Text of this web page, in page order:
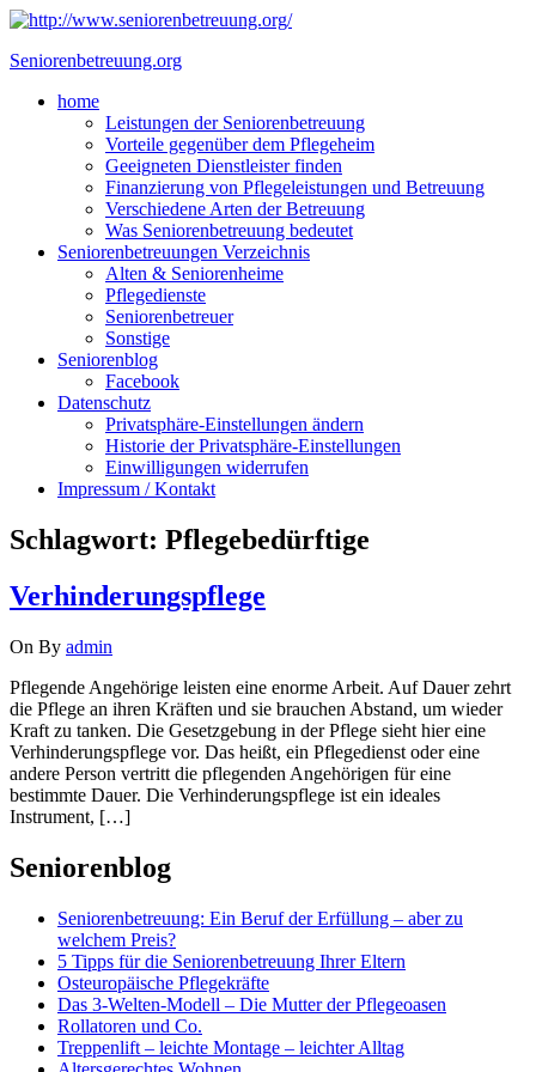
Skip
content
Seniorenbetreuung.org
Close
home
Leistungen der Seniorenbetreuung
Vorteile gegenüber dem Pflegeheim
Geeigneten Dienstleister finden
Finanzierung von Pflegeleistungen und Betreuung
Verschiedene Arten der Betreuung
Was Seniorenbetreuung bedeutet
Seniorenbetreuungen Verzeichnis
Alten & Seniorenheime
Pflegedienste
Seniorenbetreuer
Sonstige
Seniorenblog
Facebook
Datenschutz
Privatsphäre-Einstellungen ändern
Historie der Privatsphäre-Einstellungen
Einwilligungen widerrufen
Impressum / Kontakt
Schlagwort: Pflegebedürftige
Verhinderungspflege
On By admin
Pflegende Angehörige leisten eine enorme Arbeit. Auf Dauer zehrt
die Pflege an ihren Kräften und sie brauchen Abstand, um wieder
Kraft zu tanken. Die Gesetzgebung in der Pflege sieht hier eine
Verhinderungspflege vor. Das heißt, ein Pflegedienst oder eine
andere Person vertritt die pflegenden Angehörigen für eine
bestimmte Dauer. Die Verhinderungspflege ist ein ideales
Instrument, […]
Seniorenblog
Seniorenbetreuung: Ein Beruf der Erfüllung – aber zu
welchem Preis?
5 Tipps für die Seniorenbetreuung Ihrer Eltern
Osteuropäische Pflegekräfte
Das 3-Welten-Modell – Die Mutter der Pflegeoasen
Rollatoren und Co.
Treppenlift – leichte Montage – leichter Alltag